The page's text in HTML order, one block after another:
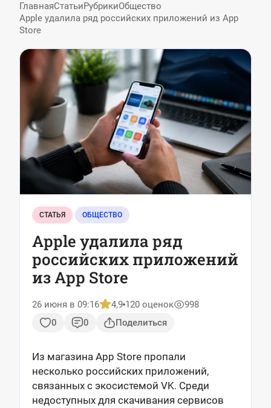
ГлавнаяСтатьиРубрикиОбщество
Apple удалила ряд российских приложений из App
Store
СТАТЬЯ ОБЩЕСТВО
Apple удалила ряд
российских приложений
из App Store
26 июня в 09:16 4,9 120 оценок
998
0
0 Поделиться
Из магазина App Store пропали
несколько российских приложений,
связанных с экосистемой VK. Среди
недоступных для скачивания сервисов